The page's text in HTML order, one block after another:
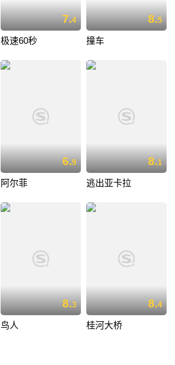
7.4
极速60秒
8.5
撞车
6.9
阿尔菲
8.1
逃出亚卡拉
8.3
鸟人
8.4
桂河大桥